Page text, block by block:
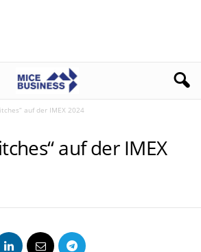
auf der IMEX 2024
auf der IMEX